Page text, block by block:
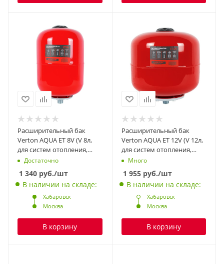
Расширительный бак
Verton AQUA ET 8V (V 8л,
для систем отопления,
красный цвет, вертикаль.,
подвесной, maxP 6 Бар,
присоед. резьба 3/4″,
EPDM)
Достаточно
1 340 руб./шт
В наличии на складе:
Хабаровск
Москва
В корзину
Расширительный бак
Verton AQUA ET 12V (V 12л,
для систем отопления,
красный цвет,
вертикаль.,подвесной,
maxP 8 Бар, присоед.
резьба 3/4″, EPDM)
Много
1 955руб./шт
В наличии на складе:
Хабаровск
Москва
В корзину